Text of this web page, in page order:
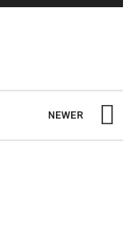
NEWER